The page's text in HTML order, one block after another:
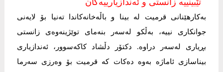
تێبینییە زانستی و ئەندازیارییەکان
بەکارهێنانی قرمیت لە بینا و باڵەخانەکاندا تەنیا بۆ لایەنی
جوانکاری نییە، بەڵکو لەسەر بنەمای توێژینەوەی زانستی
بڕیاری لەسەر دراوە. دکتۆر دڵشاد کاکەسوور، ئەندازیاری
بیناسازی ئاماژە بەوە دەکات کە قرمیت بۆ وەرزی سەرما